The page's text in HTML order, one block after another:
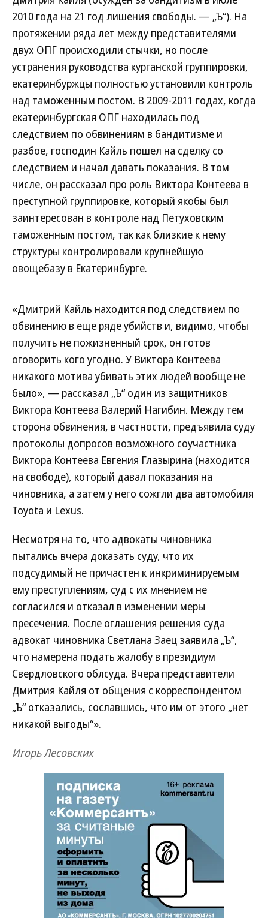
2010 года на 21 год лишения свободы. — „Ъ“). На
протяжении ряда лет между представителями
двух ОПГ происходили стычки, но после
устранения руководства курганской группировки,
екатеринбуржцы полностью установили контроль
над таможенным постом. В 2009-2011 годах, когда
екатеринбургская ОПГ находилась под
следствием по обвинениям в бандитизме и
разбое, господин Кайль пошел на сделку со
следствием и начал давать показания. В том
числе, он рассказал про роль Виктора Контеева в
преступной группировке, который якобы был
заинтересован в контроле над Петуховским
таможенным постом, так как близкие к нему
структуры контролировали крупнейшую
овощебазу в Екатеринбурге.
«Дмитрий Кайль находится под следствием по
обвинению в еще ряде убийств и, видимо, чтобы
получить не пожизненный срок, он готов
оговорить кого угодно. У Виктора Контеева
никакого мотива убивать этих людей вообще не
было», — рассказал „Ъ“ один из защитников
Виктора Контеева Валерий Нагибин. Между тем
сторона обвинения, в частности, предъявила суду
протоколы допросов возможного соучастника
Виктора Контеева Евгения Глазырина (находится
на свободе), который давал показания на
чиновника, а затем у него сожгли два автомобиля
Toyota и Lexus.
Несмотря на то, что адвокаты чиновника
пытались вчера доказать суду, что их
подсудимый не причастен к инкриминируемым
ему преступлениям, суд с их мнением не
согласился и отказал в изменении меры
пресечения. После оглашения решения суда
адвокат чиновника Светлана Заец заявила „Ъ“,
что намерена подать жалобу в президиум
Свердловского облсуда. Вчера представители
Дмитрия Кайля от общения с корреспондентом
„Ъ“ отказались, сославшись, что им от этого „нет
никакой выгоды“».
Игорь Лесовских